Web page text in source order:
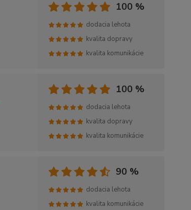
100 %
dodacia lehota
kvalita dopravy
kvalita komunikácie
100 %
dodacia lehota
kvalita dopravy
kvalita komunikácie
90 %
dodacia lehota
kvalita komunikácie